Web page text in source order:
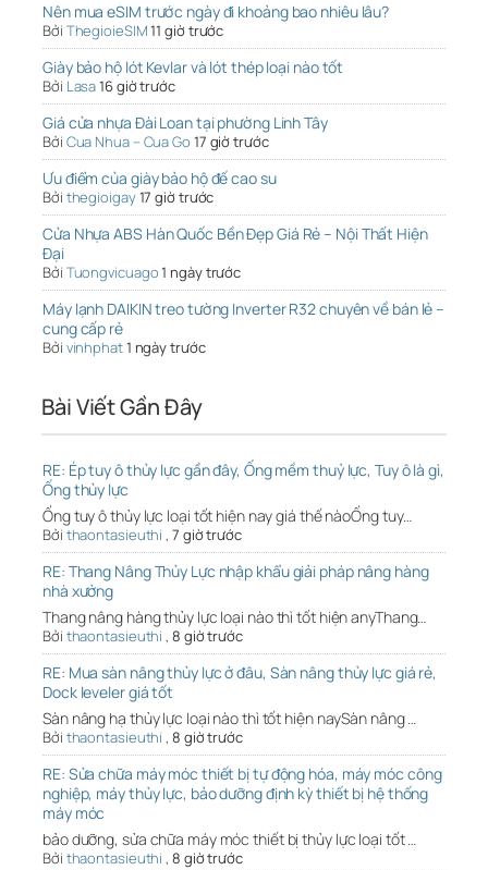
Nên mua eSIM trước ngày đi khoảng bao nhiêu lâu?
Bởi ThegioieSIM11 giờ trước
Giày bảo hộ lót Kevlar và lót thép loại nào tốt
Bởi Lasa16 giờ trước
Giá cửa nhựa Đài Loan tại phường Linh Tây
Bởi Cua Nhua – Cua Go 17 giờ trước
Ưu điểm của giày bảo hộ đế cao su
Bởi thegioigay17 giờ trước
Cửa Nhựa ABS Hàn Quốc Bền Đẹp Giá Rẻ – Nội Thất Hiện
Đại
Bởi Tuongvicuago1 ngày trước
Máy lạnh DAIKIN treo tường Inverter R32 chuyên về bán lẻ –
cung cấp rẻ
Bởi vinhphat1 ngày trước
Bài Viết Gần Đây
RE: Ép tuy ô thủy lực gần đây, Ống mềm thuỷ lực, Tuy ô là gì,
Ống thủy lực
Ống tuy ô thủy lực loại tốt hiện nay giá thế nàoỐng tuy…
Bởi thaontasieuthi , 7 giờ trước
RE: Thang Nâng Thủy Lực nhập khẩu giải pháp nâng hàng
nhà xưởng
Thang nâng hàng thủy lực loại nào thì tốt hiện anyThang…
Bởi thaontasieuthi , 8 giờ trước
RE: Mua sàn nâng thủy lực ở đâu, Sàn nâng thủy lực giá rẻ,
Dock leveler giá tốt
Sàn nâng hạ thủy lực loại nào thì tốt hiện naySàn nâng …
Bởi thaontasieuthi , 8 giờ trước
RE: Sửa chữa máy móc thiết bị tự động hóa, máy móc công
nghiệp, máy thủy lực, bảo dưỡng định kỳ thiết bị hệ thống
máy móc
bảo dưỡng, sửa chữa máy móc thiết bị thủy lực loại tốt …
Bởi thaontasieuthi , 8 giờ trước